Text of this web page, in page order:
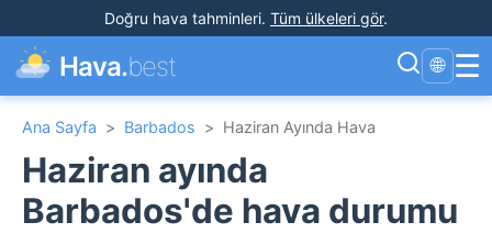
Doğru hava tahminleri. Tüm ülkeleri gör.
Hava.best 🌐 ☰
Ana Sayfa > Barbados > Haziran Ayında Hava
Haziran ayında
Barbados'de hava durumu